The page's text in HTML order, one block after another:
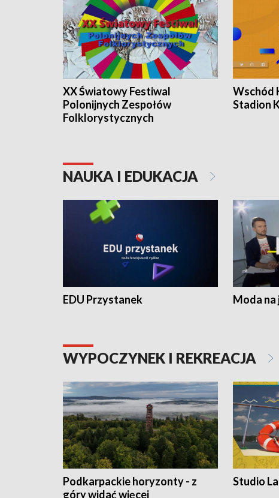
XX Światowy Festiwal
Polonijnych Zespołów
Folklorystycznych
Wschód
Stadion
NAUKA I EDUKACJA
EDU Przystanek Moda na
WYPOCZYNEK I REKREACJA
Podkarpackie horyzonty - z
góry widać więcej
Studio